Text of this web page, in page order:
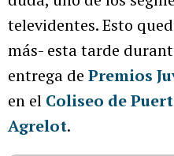
televidentes. Esto
más- esta tarde
entrega de Premios
en el Coliseo de
Agrelot.